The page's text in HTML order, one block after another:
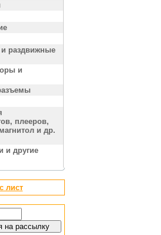
раздвижные
и
плееров,
и др.
и другие
лист